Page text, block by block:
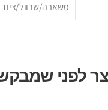
משאבה/שרוול/ציוד
לפני